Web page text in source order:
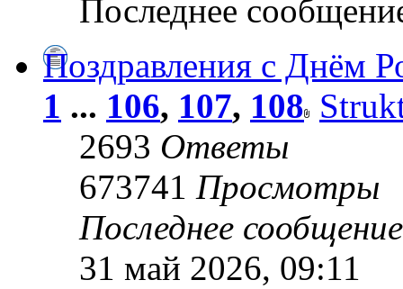
Последнее
Поздравления с Днём
1 ... 106, 107, 108
2693 Ответы
673741 Просмотры
Последнее
31 май 2026, 09:11